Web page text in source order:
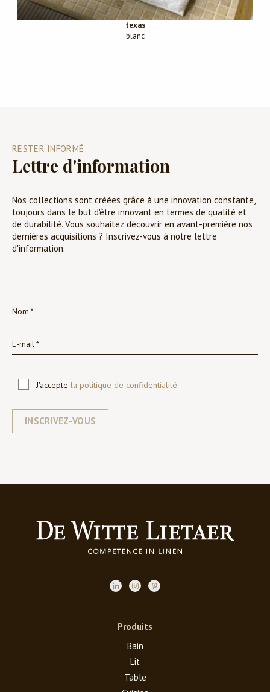
texas
blanc
RESTER INFORMÉ
Lettre d'information
Nos collections sont créées grâce à une innovation constante,
toujours dans le but d'être innovant en termes de qualité et
de durabilité. Vous souhaitez découvrir en avant-première nos
dernières acquisitions ? Inscrivez-vous à notre lettre
d'information.
J'accepte la politique de confidentialité
INSCRIVEZ-VOUS
Produits
Bain
Lit
Table